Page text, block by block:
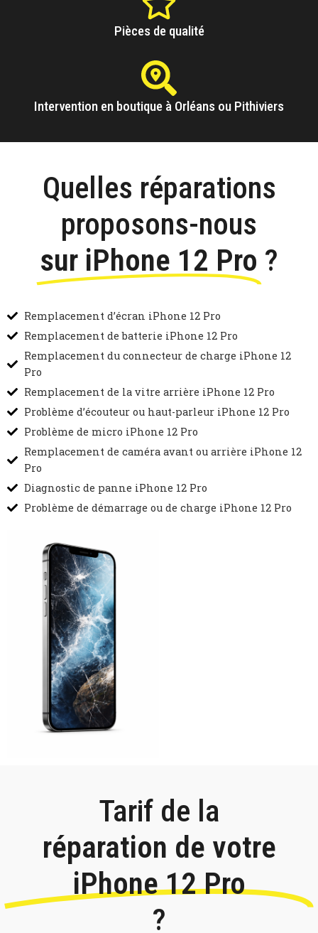
Pièces de qualité
Intervention en boutique à Orléans ou Pithiviers
Quelles réparations
proposons-nous
sur iPhone 12 Pro ?
Remplacement d’écran iPhone 12 Pro
Remplacement de batterie iPhone 12 Pro
Remplacement du connecteur de charge iPhone 12
Pro
Remplacement de la vitre arrière iPhone 12 Pro
Problème d’écouteur ou haut-parleur iPhone 12 Pro
Problème de micro iPhone 12 Pro
Remplacement de caméra avant ou arrière iPhone 12
Pro
Diagnostic de panne iPhone 12 Pro
Problème de démarrage ou de charge iPhone 12 Pro
Tarif de la
réparation de votre
iPhone 12 Pro
?